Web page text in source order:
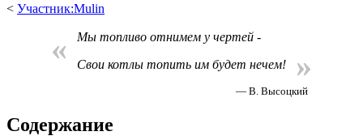
< Участник:Mulin
«
Мы топливо отнимем у чертей -
Свои котлы топить им будет нечем!
»
— В. Высоцкий
Содержание